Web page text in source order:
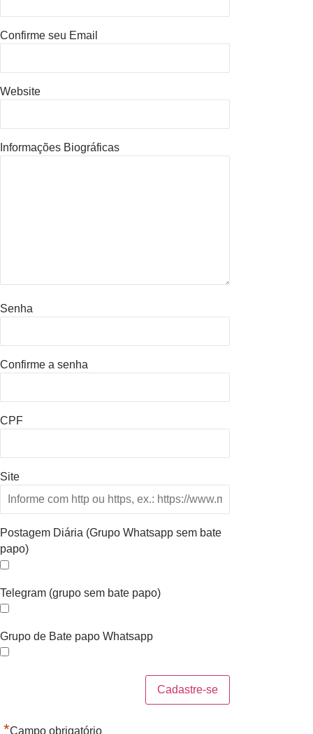
Confirme seu Email
Website
Informações Biográficas
Senha
Confirme a senha
CPF
Site
Postagem Diária (Grupo Whatsapp sem bate
papo)
Telegram (grupo sem bate papo)
Grupo de Bate papo Whatsapp
*Campo obrigatório